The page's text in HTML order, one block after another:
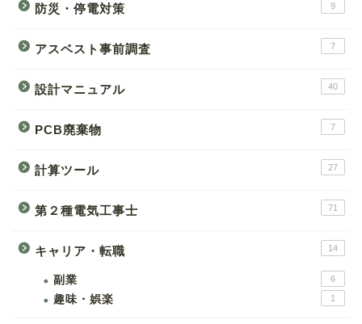
防災・停電対策 9
アスベスト事前調査 7
設計マニュアル 40
PCB廃棄物 7
計算ツール 27
第２種電気工事士 71
キャリア・転職 14
副業 6
趣味・娯楽 1